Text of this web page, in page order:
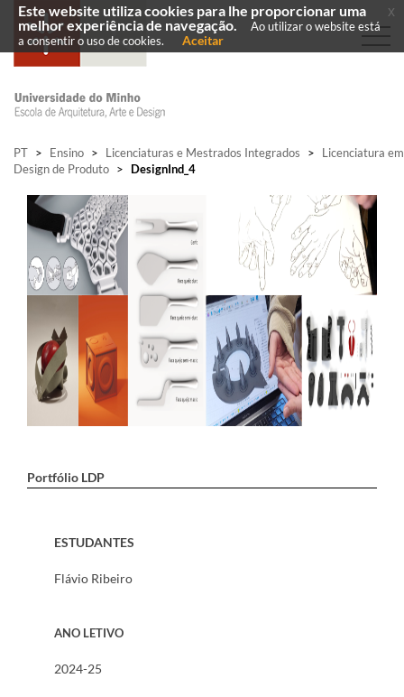
PT > Ensino > Licenciaturas e Mestrados Integrados >
Licenciatura em
Design de Produto > DesignInd_4
Portfólio LDP
ESTUDANTES
Flávio Ribeiro
ANO LETIVO
2024-25
Este website utiliza cookies para lhe proporcionar uma
melhor experiência de navegação.
Ao utilizar o website está
a consentir o uso de cookies.
Aceitar
x